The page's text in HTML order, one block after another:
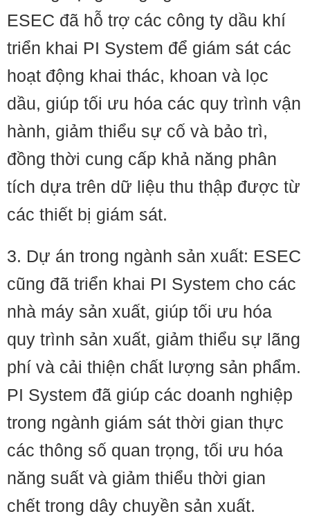
ESEC đã hỗ trợ các công ty dầu khí
triển khai PI System để giám sát các
hoạt động khai thác, khoan và lọc
dầu, giúp tối ưu hóa các quy trình vận
hành, giảm thiểu sự cố và bảo trì,
đồng thời cung cấp khả năng phân
tích dựa trên dữ liệu thu thập được từ
các thiết bị giám sát.
3. Dự án trong ngành sản xuất: ESEC
cũng đã triển khai PI System cho các
nhà máy sản xuất, giúp tối ưu hóa
quy trình sản xuất, giảm thiểu sự lãng
phí và cải thiện chất lượng sản phẩm.
PI System đã giúp các doanh nghiệp
trong ngành giám sát thời gian thực
các thông số quan trọng, tối ưu hóa
năng suất và giảm thiểu thời gian
chết trong dây chuyền sản xuất.